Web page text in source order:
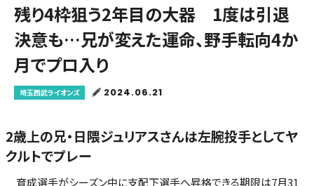
残り4枠狙う2年目の大器 1度は引退
決意も…兄が変えた運命、野手転向4か
月でプロ入り
埼玉西武ライオンズ 2024.06.21
2歳上の兄・日隈ジュリアスさんは左腕投手としてヤ
クルトでプレー
育成選手がシーズン中に支配下選手へ昇格できる期限は7月31